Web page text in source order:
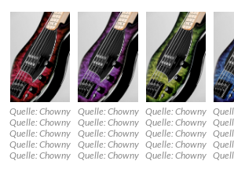
Quelle: Chowny
Quelle: Chowny
Quelle: Chowny
Quelle: Chowny
Quelle: Chowny
Quelle: Chowny
Quelle: Chowny
Quelle: Chowny
Quelle: Chowny
Quelle: Chowny
Quelle: Chowny
Quelle: Chowny
Quelle: Chowny
Quelle: Chowny
Quelle: Chowny